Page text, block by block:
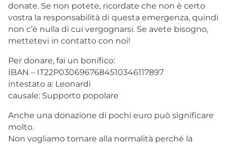
donate. Se non potete, ricordate che non è certo
vostra la responsabilità di questa emergenza, quindi
non c’è nulla di cui vergognarsi. Se avete bisogno,
mettetevi in contatto con noi!
Per donare, fai un bonifico:
IBAN – IT22P0306967684510346117897
intestato a: Leonardi
causale: Supporto popolare
Anche una donazione di pochi euro può significare
molto.
Non vogliamo tornare alla normalità perché la